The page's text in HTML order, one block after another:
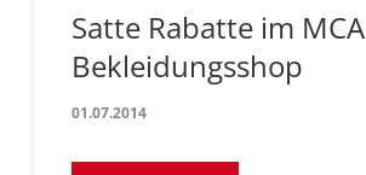
Satte Rabatte im MCA
Bekleidungsshop
01.07.2014